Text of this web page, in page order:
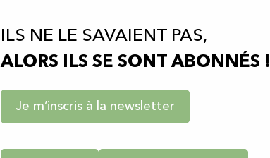
ILS NE LE SAVAIENT PAS,
ALORS ILS SE SONT ABONNÉS !
Je m’inscris à la newsletter